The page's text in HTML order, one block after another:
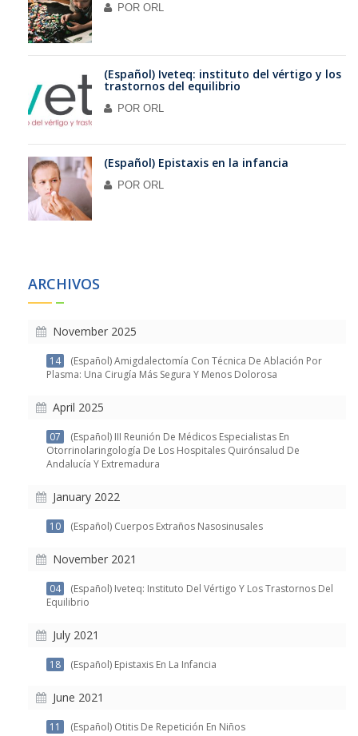
POR ORL
(Español) Iveteq: instituto del vértigo y los
trastornos del equilibrio
POR ORL
(Español) Epistaxis en la infancia
POR ORL
ARCHIVOS
November 2025
14
(Español) Amigdalectomía Con Técnica De Ablación Por
Plasma: Una Cirugía Más Segura Y Menos Dolorosa
April 2025
07
(Español) III Reunión De Médicos Especialistas En
Otorrinolaringología De Los Hospitales Quirónsalud De
Andalucía Y Extremadura
January 2022
10 (Español) Cuerpos Extraños Nasosinusales
November 2021
04
(Español) Iveteq: Instituto Del Vértigo Y Los Trastornos Del
Equilibrio
July 2021
18 (Español) Epistaxis En La Infancia
June 2021
11 (Español) Otitis De Repetición En Niños